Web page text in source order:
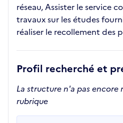
réseau, Assister le service
travaux sur les études
réaliser le recollement des
Profil recherché et
La structure n'a pas encore
rubrique